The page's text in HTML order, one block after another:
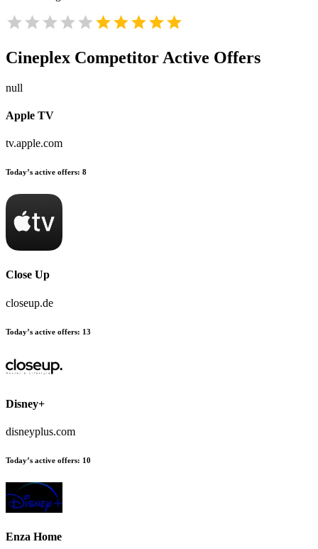
Cineplex Competitor Active Offers
null
Apple TV
tv.apple.com
Today’s active offers: 8
Close Up
closeup.de
Today’s active offers: 13
Disney+
disneyplus.com
Today’s active offers: 10
Enza Home